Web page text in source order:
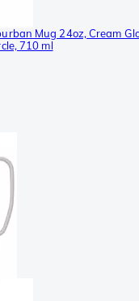
Mug 24oz, Cream
710 ml